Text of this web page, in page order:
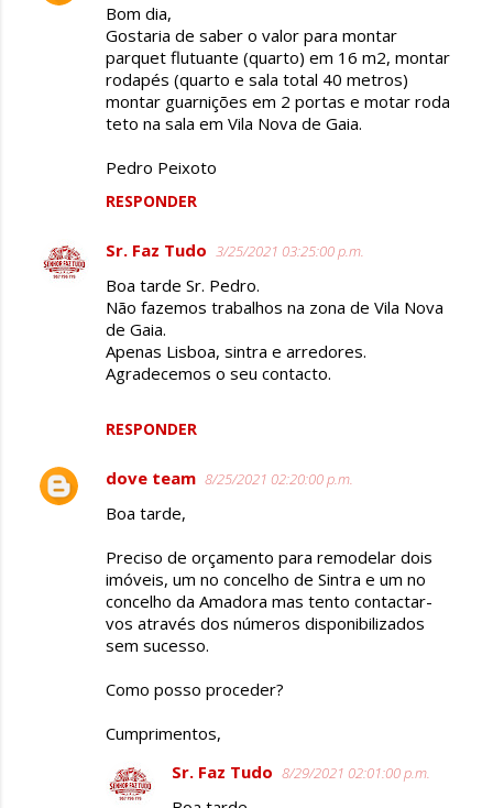
Bom dia,
Gostaria de saber o valor para montar
parquet flutuante (quarto) em 16 m2, montar
rodapés (quarto e sala total 40 metros)
montar guarnições em 2 portas e motar roda
teto na sala em Vila Nova de Gaia.
Pedro Peixoto
RESPONDER
Sr. Faz Tudo 3/25/2021 03:25:00 p.m.
Boa tarde Sr. Pedro.
Não fazemos trabalhos na zona de Vila Nova
de Gaia.
Apenas Lisboa, sintra e arredores.
Agradecemos o seu contacto.
RESPONDER
dove team 8/25/2021 02:20:00 p.m.
Boa tarde,
Preciso de orçamento para remodelar dois
imóveis, um no concelho de Sintra e um no
concelho da Amadora mas tento contactar-
vos através dos números disponibilizados
sem sucesso.
Como posso proceder?
Cumprimentos,
Sr. Faz Tudo 8/29/2021 02:01:00 p.m.